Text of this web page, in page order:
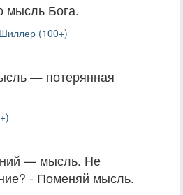
мысль Бога.
(100+)
— потерянная
— мысль. Не
- Поменяй мысль.